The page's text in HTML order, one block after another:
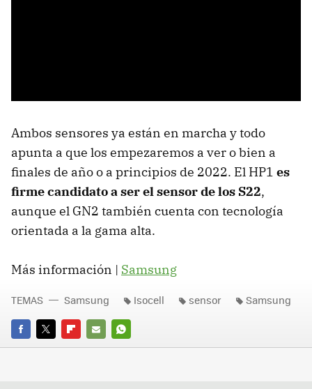
Ambos sensores ya están en marcha y todo
apunta a que los empezaremos a ver o bien a
finales de año o a principios de 2022. El HP1 es
firme candidato a ser el sensor de los S22,
aunque el GN2 también cuenta con tecnología
orientada a la gama alta.
Más información | Samsung
FACEBOOK
TWITTERFLIPBOARD
E-
WHATSAPP
TEMAS Samsung Isocell sensor Samsung